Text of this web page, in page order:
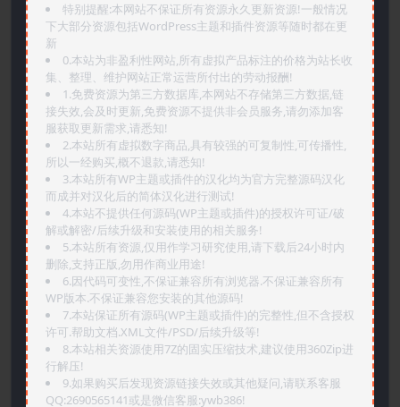
特别提醒:本网站不保证所有资源永久更新资源!一般情况
下大部分资源包括WordPress主题和插件资源等随时都在更
新
0.本站为非盈利性网站,所有虚拟产品标注的价格为站长收
集、整理、维护网站正常运营所付出的劳动报酬!
1.免费资源为第三方数据库,本网站不存储第三方数据,链
接失效,会及时更新,免费资源不提供非会员服务,请勿添加客
服获取更新需求,请悉知!
2.本站所有虚拟数字商品,具有较强的可复制性,可传播性,
所以一经购买,概不退款,请悉知!
3.本站所有WP主题或插件的汉化均为官方完整源码汉化
而成并对汉化后的简体汉化进行测试!
4.本站不提供任何源码(WP主题或插件)的授权许可证/破
解或解密/后续升级和安装使用的相关服务!
5.本站所有资源,仅用作学习研究使用,请下载后24小时内
删除,支持正版,勿用作商业用途!
6.因代码可变性,不保证兼容所有浏览器.不保证兼容所有
WP版本.不保证兼容您安装的其他源码!
7.本站保证所有源码(WP主题或插件)的完整性,但不含授权
许可.帮助文档.XML文件/PSD/后续升级等!
8.本站相关资源使用7Z的固实压缩技术,建议使用360Zip进
行解压!
9.如果购买后发现资源链接失效或其他疑问,请联系客服
QQ:2690565141或是微信客服:ywb386!